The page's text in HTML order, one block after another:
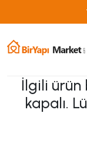
İlgili ürün
kapalı.